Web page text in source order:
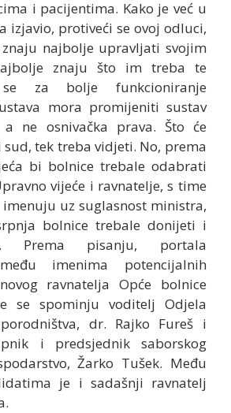
i pacijentima. Kako je već u
izjavio, protiveći se ovoj odluci,
najbolje upravljati svojim
znaju što im treba te
za bolje funkcioniranje
mora promijeniti sustav
a ne osnivačka prava. Što će
tek treba vidjeti. No, prema
bi bolnice trebale odabrati
vijeće i ravnatelje, s time
uz suglasnost ministra,
bolnice trebale donijeti i
Prema pisanju, portala
imenima potencijalnih
ravnatelja Opće bolnice
se spominju voditelj Odjela
dr. Rajko Fureš i
i predsjednik saborskog
Žarko Tušek. Među
je i sadašnji ravnatelj